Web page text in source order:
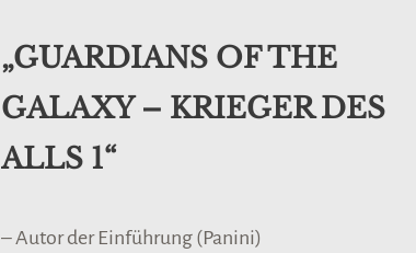
„GUARDIANS OF THE
GALAXY – KRIEGER DES
ALLS 1“
– Autor der Einführung (Panini)